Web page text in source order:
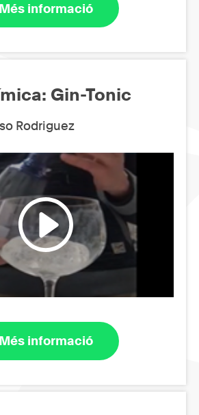
Més informació
Gin-Tonic
Rodriguez
Més informació